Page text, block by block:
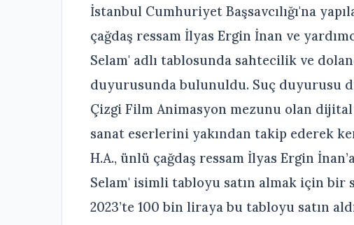
İstanbul Cumhuriyet Başsavcılığı'na
çağdaş ressam İlyas Ergin İnan ve
Selam' adlı tablosunda sahtecilik ve
duyurusunda bulunuldu. Suç duyurusu
Çizgi Film Animasyon mezunu olan dijital
sanat eserlerini yakından takip ederek
H.A., ünlü çağdaş ressam İlyas Ergin
Selam' isimli tabloyu satın almak için bir
2023’te 100 bin liraya bu tabloyu satın